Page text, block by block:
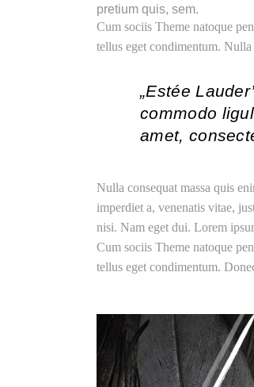
pretium quis, sem.
Cum sociis Theme natoque
tellus eget condimentum.
„Estée
commodo
amet,
Nulla consequat massa quis
imperdiet a, venenatis vitae,
nisi. Nam eget dui. Lorem
Cum sociis Theme natoque
tellus eget condimentum.